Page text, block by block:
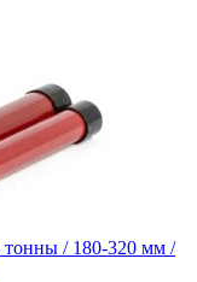
тонны / 180-320 мм /